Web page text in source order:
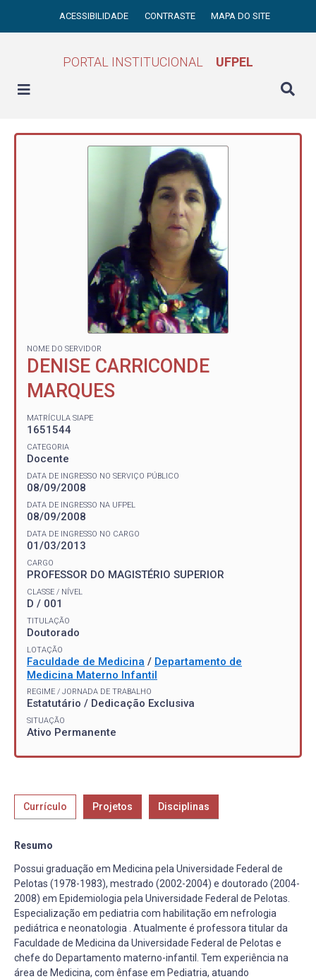
ACESSIBILIDADE CONTRASTE MAPA DO SITE
PORTAL INSTITUCIONAL UFPEL
NOME DO SERVIDOR
DENISE CARRICONDE
MARQUES
MATRÍCULA SIAPE
1651544
CATEGORIA
Docente
DATA DE INGRESSO NO SERVIÇO PÚBLICO
08/09/2008
DATA DE INGRESSO NA UFPEL
08/09/2008
DATA DE INGRESSO NO CARGO
01/03/2013
CARGO
PROFESSOR DO MAGISTÉRIO SUPERIOR
CLASSE / NÍVEL
D / 001
TITULAÇÃO
Doutorado
LOTAÇÃO
Faculdade de Medicina / Departamento de
Medicina Materno Infantil
REGIME / JORNADA DE TRABALHO
Estatutário / Dedicação Exclusiva
SITUAÇÃO
Ativo Permanente
Currículo Projetos Disciplinas
Resumo
Possui graduação em Medicina pela Universidade Federal de
Pelotas (1978-1983), mestrado (2002-2004) e doutorado (2004-
2008) em Epidemiologia pela Universidade Federal de Pelotas.
Especialização em pediatria com habilitação em nefrologia
pediátrica e neonatologia . Atualmente é professora titular da
Faculdade de Medicina da Universidade Federal de Pelotas e
chefe do Departamento materno-infantil. Tem experiência na
área de Medicina, com ênfase em Pediatria, atuando